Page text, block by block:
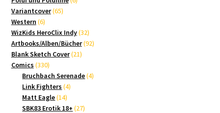
Variantcover 6565
Western 66
Produkte
WizKids HeroClix Indy 3232
Produkte
Artbooks/Alben/Bücher 9292
Blank Sketch Cover 2121
Comics 330330
Produkte
Bruchbach Serenade 44
Link Fighters 44
Matt Eagle 1414
Produkte
SBK83 Erotik 18+ 2727